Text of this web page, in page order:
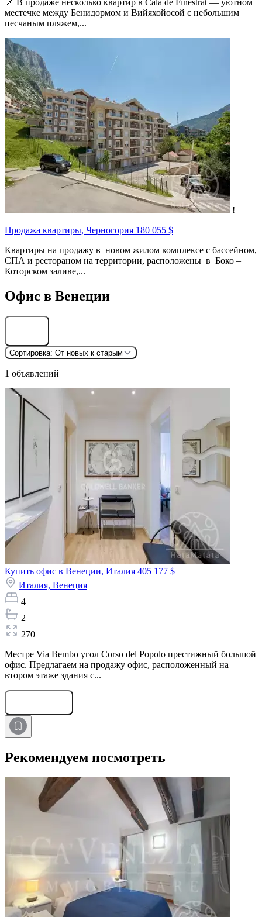
📌 В продаже несколько квартир в Cala de Finestrat — уютном
местечке между Бенидормом и Вийяхойосой с небольшим
песчаным пляжем,...
!
Продажа квартиры, Черногория 180 055 $
Квартиры на продажу в новом жилом комплексе с бассейном,
СПА и рестораном на территории, расположены в Боко –
Которском заливе,...
Офис в Венеции
Сортировка: От новых к старым
1 объявлений
Купить офис в Венеции, Италия 405 177 $
Италия, Венеция
4
2
270
Местре Via Bembo угол Corso del Popolo престижный большой
офис. Предлагаем на продажу офис, расположенный на
втором этаже здания с...
Рекомендуем посмотреть